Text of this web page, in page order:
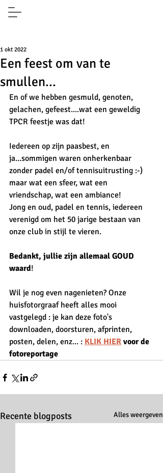
Een feest om van te
smullen...
1 okt 2022
En of we hebben gesmuld, genoten,
gelachen, gefeest....wat een geweldig
TPCR feestje was dat!
Iedereen op zijn paasbest, en
ja...sommigen waren onherkenbaar
zonder padel en/of tennisuitrusting :-)
maar wat een sfeer, wat een
vriendschap, wat een ambiance!
Jong en oud, padel en tennis, iedereen
verenigd om het 50 jarige bestaan van
onze club in stijl te vieren.
Bedankt, jullie zijn allemaal GOUD
waard!
Wil je nog even nagenieten? Onze
huisfotorgraaf heeft alles mooi
vastgelegd : je kan deze foto's
downloaden, doorsturen, afprinten,
posten, delen, enz... : KLIK HIER voor de
fotoreportage
Recente blogposts Alles weergeven